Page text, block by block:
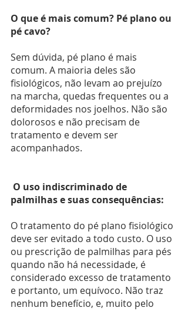
O que é mais comum? Pé plano ou
pé cavo?
Sem dúvida, pé plano é mais
comum. A maioria deles são
fisiológicos, não levam ao prejuízo
na marcha, quedas frequentes ou a
deformidades nos joelhos. Não são
dolorosos e não precisam de
tratamento e devem ser
acompanhados.
palmilhas e suas consequências:
O tratamento do pé plano fisiológico
deve ser evitado a todo custo. O uso
ou prescrição de palmilhas para pés
quando não há necessidade, é
considerado excesso de tratamento
e portanto, um equívoco. Não traz
nenhum benefício, e, muito pelo